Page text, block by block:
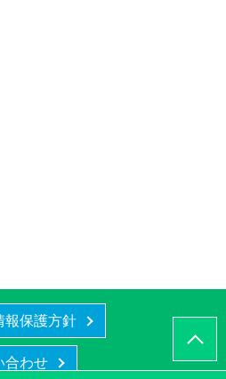
報保護方針
合わせ